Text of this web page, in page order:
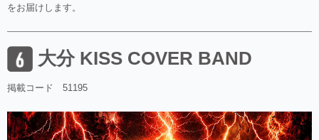
をお届けします。
大分 KISS COVER BAND
掲載コード 51195